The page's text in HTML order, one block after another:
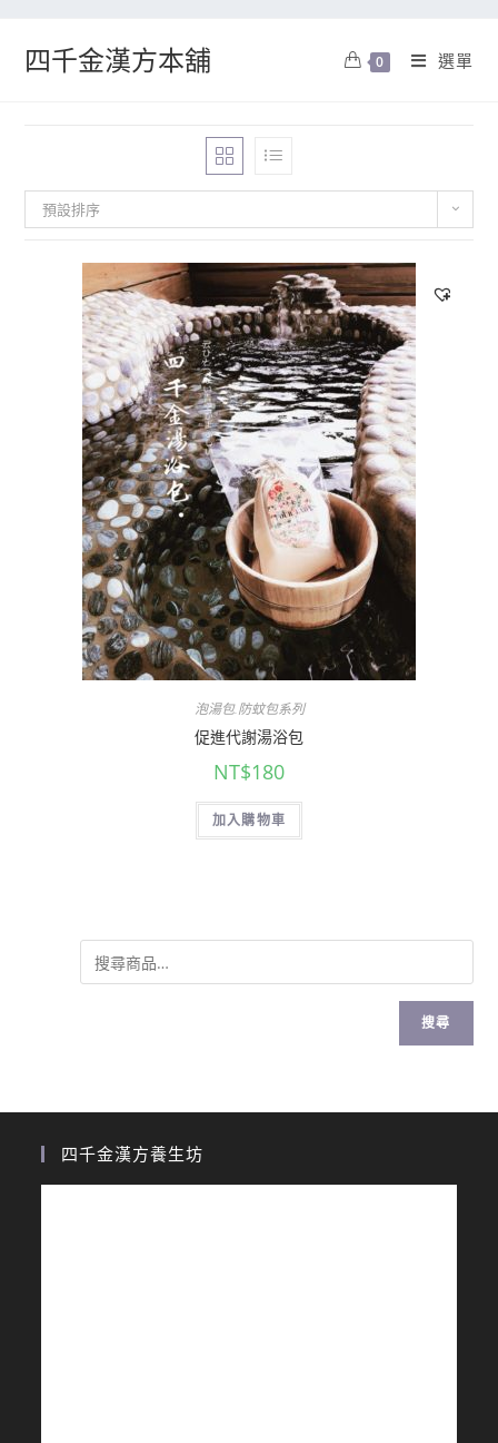
四千金漢方本舖 0 選單
預設排序
泡湯包.防蚊包系列
促進代謝湯浴包
NT$180
加入購物車
搜尋
四千金漢方養生坊